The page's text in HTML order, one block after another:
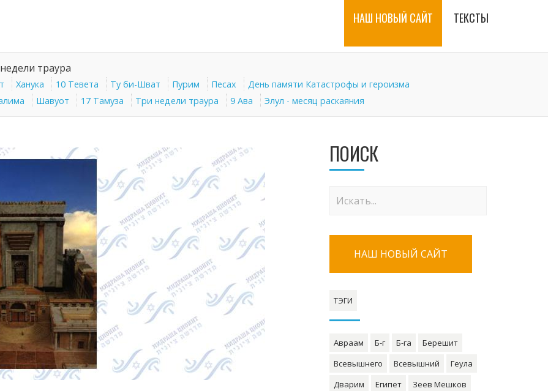
НАШ НОВЫЙ САЙТ ТЕКСТЫ
траура
Ханука 10 Тевета Ту би-Шват Пурим Песах
День памяти Катастрофы и героизма
Шавуот 17 Тамуза Три недели траура 9 Ава Элул - месяц раскаяния
ПОИСК
НАШ НОВЫЙ САЙТ
ТЭГИ
Авраам Б-г Б-га
Берешит
Всевышнего
Всевышний
Геула
Дварим
Египет
Зеев Мешков